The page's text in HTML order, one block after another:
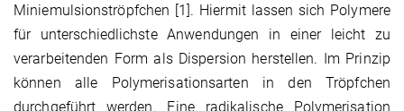
Miniemulsionströpfchen [1]. Hiermit lassen sich Polymere
für unterschiedlichste Anwendungen in einer leicht zu
verarbeitenden Form als Dispersion herstellen. Im Prinzip
können alle Polymerisationsarten in den Tröpfchen
durchgeführt werden. Eine radikalische Polymerisation